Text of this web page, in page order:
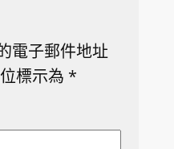
電子郵件地址
標示為 *